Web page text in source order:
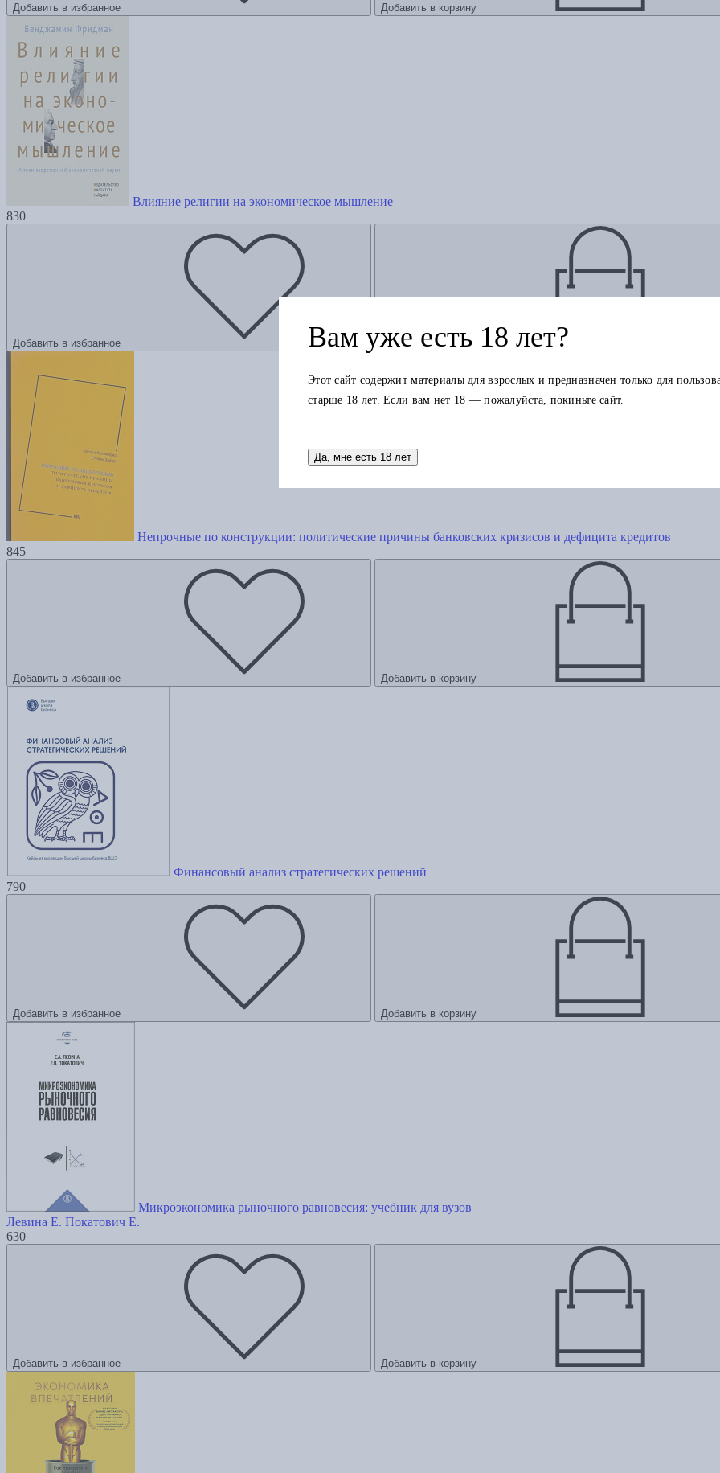
Добавить в избранное Добавить в корзину
Влияние религии на экономическое мышление
830
Добавить в избранное Добавить в корзину
Непрочные по конструкции: политические причины банковских кризисов и дефицита кредитов
845
Добавить в избранное Добавить в корзину
Финансовый анализ стратегических решений
790
Добавить в избранное Добавить в корзину
Микроэкономика рыночного равновесия: учебник для вузов
Левина Е. Покатович Е.
630
Добавить в избранное Добавить в корзину
Вам уже есть 18 лет?
Этот сайт содержит материалы для взрослых и предназначен только для
старше 18 лет. Если вам нет 18 — пожалуйста, покиньте сайт.
Да, мне есть 18 лет